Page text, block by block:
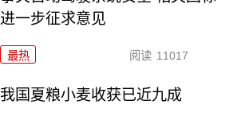
进一步征求意见
最热 阅读 11017
我国夏粮小麦收获已近九成